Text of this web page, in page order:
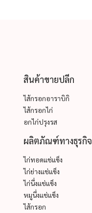
สินค้าขายปลีก
ไส้กรอกอาราบิกิ
ไส้กรอกไก่
อกไก่ปรุงรส
ผลิตภัณฑ์ทางธุรกิจ
ไก่ทอดแช่แข็ง
ไก่ย่างแช่แข็ง
ไก่นึ่งแช่แข็ง
หมูนึ่งแช่แข็ง
ไส้กรอก